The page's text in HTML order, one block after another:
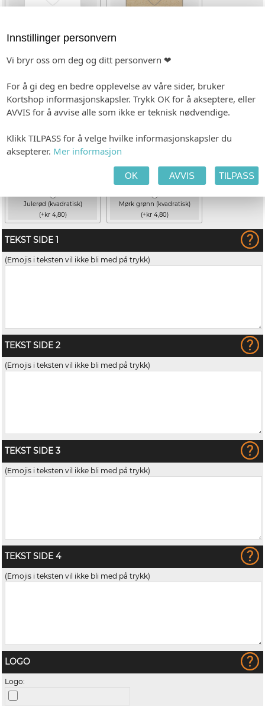
Julerød (kvadratisk)
(+kr 4,80)
Mørk grønn (kvadratisk)
(+kr 4,80)
TEKST SIDE 1
(Emojis i teksten vil ikke bli med på trykk)
TEKST SIDE 2
(Emojis i teksten vil ikke bli med på trykk)
TEKST SIDE 3
(Emojis i teksten vil ikke bli med på trykk)
TEKST SIDE 4
(Emojis i teksten vil ikke bli med på trykk)
LOGO
Logo:
Innstillinger personvern
Vi bryr oss om deg og ditt personvern ❤
For å gi deg en bedre opplevelse av våre sider, bruker
Kortshop informasjonskapsler. Trykk OK for å akseptere, eller
AVVIS for å avvise alle som ikke er teknisk nødvendige.
Klikk TILPASS for å velge hvilke informasjonskapsler du
aksepterer. Mer informasjon
OK AVVIS TILPASS